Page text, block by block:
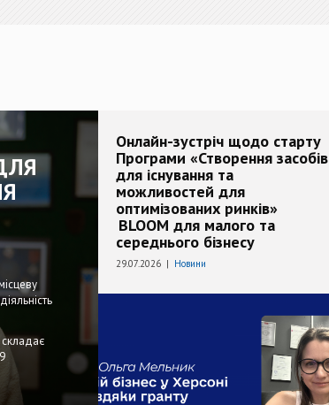
Онлайн-зустріч щодо старту
Програми «Створення засобів
для існування та
можливостей для
оптимізованих ринків»
BLOOM для малого та
середнього бізнесу
29.07.2026 | Новини